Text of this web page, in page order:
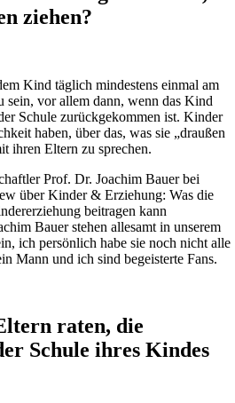
ziehen?
Kind täglich mindestens einmal am
sein, vor allem dann, wenn das Kind
Schule zurückgekommen ist. Kinder
haben, über das, was sie „draußen
ihren Eltern zu sprechen.
Bauer stehen allesamt in unserem
ich persönlich habe sie noch nicht alle
Mann und ich sind begeisterte Fans.
raten, die
Schule ihres Kindes